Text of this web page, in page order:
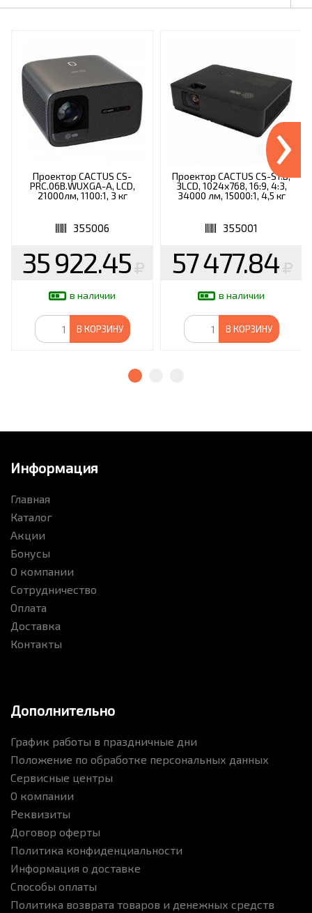
Проектор CACTUS CS-
PRC.06B.WUXGA-A, LCD,
21000лм, 1100:1, 3 кг
355006
35 922.45
в наличии
В КОРЗИНУ
Проектор CACTUS CS-S1.B,
3LCD, 1024x768, 16:9, 4:3,
34000 лм, 15000:1, 4,5 кг
355001
57 477.84
в наличии
В КОРЗИНУ
›
Информация
Главная
Каталог
Акции
Бонусы
О компании
Сотрудничество
Оплата
Доставка
Контакты
Дополнительно
График работы в праздничные дни
Положение по обработке персональных данных
Сервисные центры
О компании
Реквизиты
Договор оферты
Политика конфиденциальности
Информация о доставке
Способы оплаты
Политика возврата товаров и денежных средств